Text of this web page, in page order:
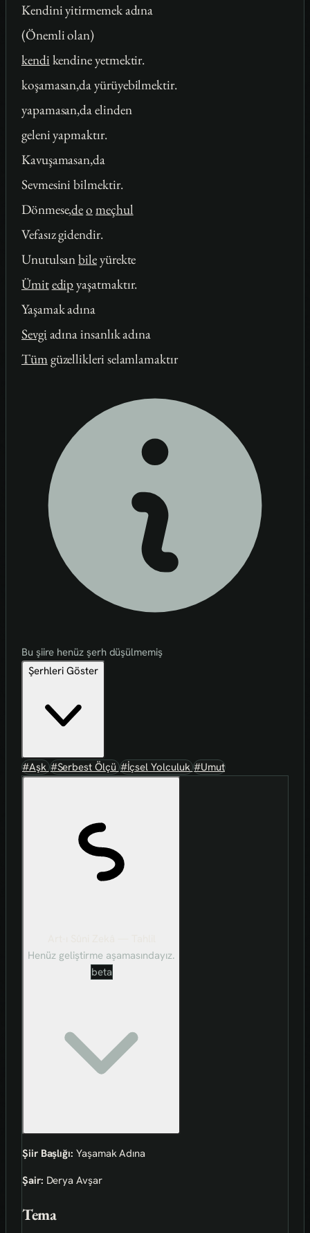
Kendini yitirmemek adına
(Önemli olan)
kendi kendine yetmektir.
koşamasan,da yürüyebilmektir.
yapamasan,da elinden
geleni yapmaktır.
Kavuşamasan,da
Sevmesini bilmektir.
Dönmese,deo meçhul
Vefasız gidendir.
Unutulsanbileyürekte
Ümitedipyaşatmaktır.
Yaşamak adına
Sevgi adına insanlık adına
Tümgüzellikleri selamlamaktır
Bu şiire henüz şerh düşülmemiş
Şerhleri Göster
#Aşk#Serbest Ölçü#İçsel Yolculuk#Umut
Henüz geliştirme aşamasındayız.
beta
Şiir Başlığı: Yaşamak Adına
Şair: Derya Avşar
Tema